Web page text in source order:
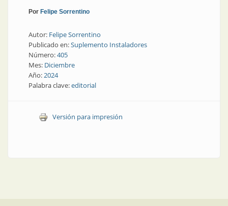
Por Felipe Sorrentino
Autor: Felipe Sorrentino
Publicado en:Suplemento Instaladores
Número:405
Mes: Diciembre
Año:2024
Palabra clave:editorial
Versión para impresión